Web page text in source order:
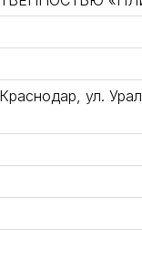
ул.